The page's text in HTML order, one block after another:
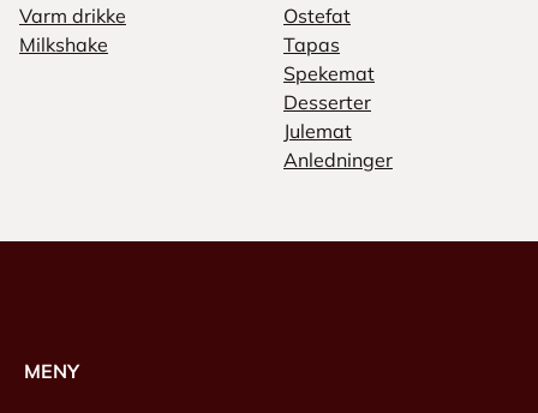
Varm drikke
Milkshake
Ostefat
Tapas
Spekemat
Desserter
Julemat
Anledninger
MENY